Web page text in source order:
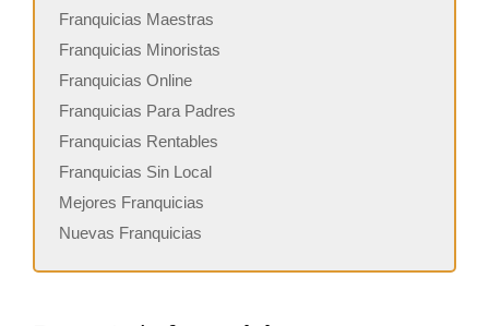
Franquicias Maestras
Franquicias Minoristas
Franquicias Online
Franquicias Para Padres
Franquicias Rentables
Franquicias Sin Local
Mejores Franquicias
Nuevas Franquicias